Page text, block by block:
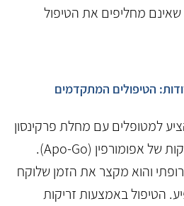
שאינם מחליפים את הטיפול
הטיפולים המתקדמים
למטופלים עם מחלת פרקינסון
מתקדמת הם טיפולי זריקות של אפומורפין (Apo-Go).
והוא מקצר את הזמן שלוקח
הטיפול באמצעות זריקות